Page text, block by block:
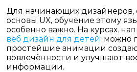
Для начинающих дизайнеров,
основы UX, обучение этому
особенно важно. На курсах,
веб дизайн для детей, можно
простейшие анимации
вовлечённости и улучшают
информации.